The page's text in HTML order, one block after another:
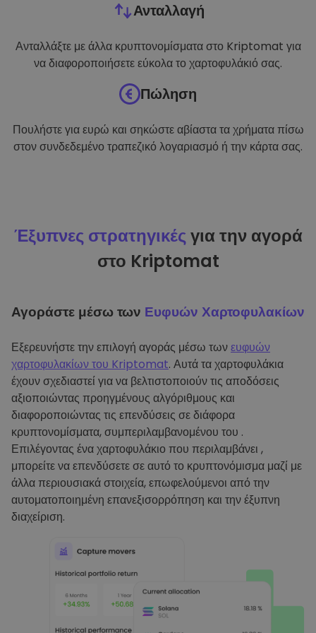
Ανταλλαγή
Ανταλλάξτε με άλλα κρυπτονομίσματα στο Kriptomat για
να διαφοροποιήσετε εύκολα το χαρτοφυλάκιό σας.
Πώληση
Πουλήστε για ευρώ και σηκώστε αβίαστα τα χρήματα πίσω
στον συνδεδεμένο τραπεζικό λογαριασμό ή την κάρτα σας.
Έξυπνες στρατηγικέςγια την αγορά
στο Kriptomat
Αγοράστε μέσω των Ευφυών Χαρτοφυλακίων
Εξερευνήστε την επιλογή αγοράς μέσω τωνευφυών
χαρτοφυλακίων του Kriptomat. Αυτά τα χαρτοφυλάκια
έχουν σχεδιαστεί για να βελτιστοποιούν τις αποδόσεις
αξιοποιώντας προηγμένους αλγόριθμους και
διαφοροποιώντας τις επενδύσεις σε διάφορα
κρυπτονομίσματα, συμπεριλαμβανομένου του .
Επιλέγοντας ένα χαρτοφυλάκιο που περιλαμβάνει ,
μπορείτε να επενδύσετε σε αυτό το κρυπτονόμισμα μαζί με
άλλα περιουσιακά στοιχεία, επωφελούμενοι από την
αυτοματοποιημένη επανεξισορρόπηση και την έξυπνη
διαχείριση.